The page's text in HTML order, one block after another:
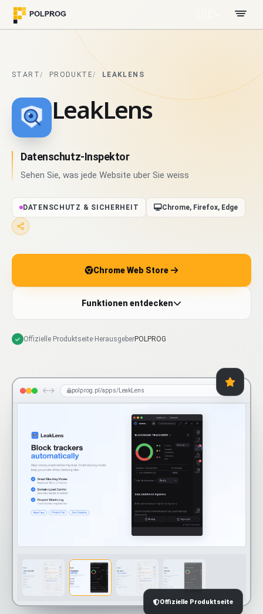
START PRODUKTE LEAKLENS
LeakLens
Datenschutz-Inspektor
Sehen Sie, was jede Website uber Sie weiss
DATENSCHUTZ & SICHERHEIT Chrome, Firefox, Edge
Chrome Web Store
Funktionen entdecken
Offizielle Produktseite· HerausgeberPOLPROG
polprog.pl/apps/LeakLens
Offizielle Produktseite